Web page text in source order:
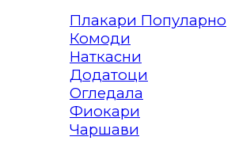
Плакари
Комоди
Наткасни
Додатоци
Огледала
Фиокари
Чаршави